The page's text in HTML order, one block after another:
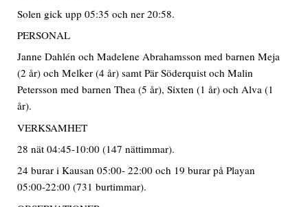
Solen gick upp 05:35 och ner 20:58.
PERSONAL
Janne Dahlén och Madelene Abrahamsson med barnen Meja
(2 år) och Melker (4 år) samt Pär Söderquist och Malin
Petersson med barnen Thea (5 år), Sixten (1 år) och Alva (1
år).
VERKSAMHET
28 nät 04:45-10:00 (147 nättimmar).
24 burar i Kausan 05:00- 22:00 och 19 burar på Playan
05:00-22:00 (731 burtimmar).